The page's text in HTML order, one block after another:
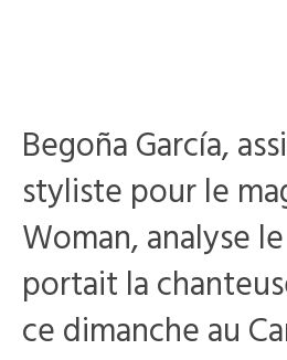
Begoña García,
styliste pour le
Woman, analyse
portait la
ce dimanche au